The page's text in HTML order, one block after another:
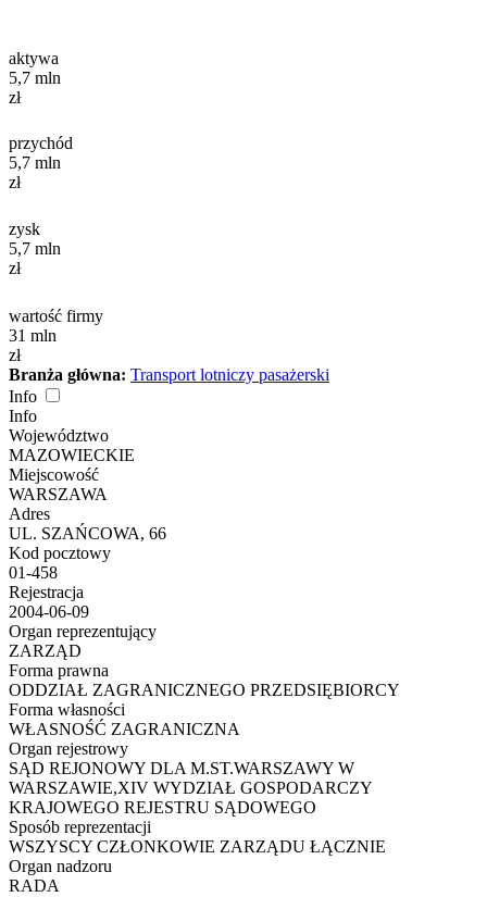
aktywa
5,7 mln
zł
przychód
5,7 mln
zł
zysk
5,7 mln
zł
wartość firmy
31 mln
zł
Branża główna: Transport lotniczy pasażerski
Info
Info
Województwo
MAZOWIECKIE
Miejscowość
WARSZAWA
Adres
UL. SZAŃCOWA, 66
Kod pocztowy
01-458
Rejestracja
2004-06-09
Organ reprezentujący
ZARZĄD
Forma prawna
ODDZIAŁ ZAGRANICZNEGO PRZEDSIĘBIORCY
Forma własności
WŁASNOŚĆ ZAGRANICZNA
Organ rejestrowy
SĄD REJONOWY DLA M.ST.WARSZAWY W
WARSZAWIE,XIV WYDZIAŁ GOSPODARCZY
KRAJOWEGO REJESTRU SĄDOWEGO
Sposób reprezentacji
WSZYSCY CZŁONKOWIE ZARZĄDU ŁĄCZNIE
Organ nadzoru
RADA